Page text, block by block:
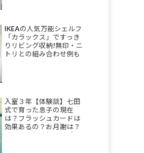
IKEAの人気万能シェルフ
「カラックス」ですっき
りリビング収納!無印・ニ
トリとの組み合わせ例も
入室３年【体験談】七田
式で育った息子の現在
は？フラッシュカードは
効果あるの？お月謝は？